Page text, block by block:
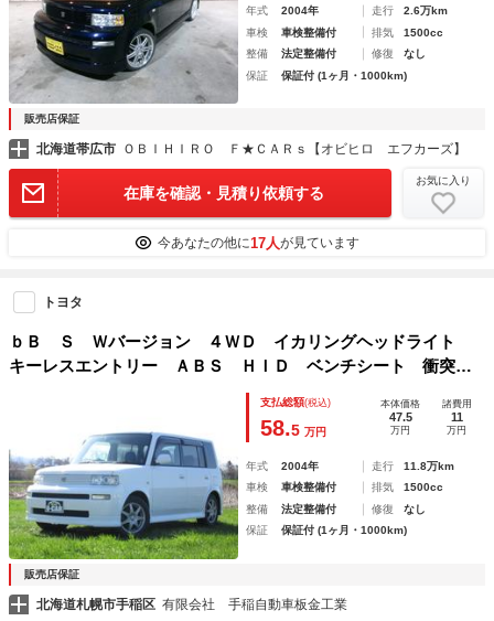
年式 2004年 走行
2.6万km
車検
車検整備付 排気
1500cc
整備
法定整備付 修復
なし
保証
保証付 (1ヶ月・1000km)
販売店保証
北海道帯広市 ＯＢＩＨＩＲＯ Ｆ★ＣＡＲｓ【オビヒロ エフカーズ】
在庫を確認・見積り依頼する
お気に入り
今あなたの他に17人が見ています
トヨタ
ｂＢ Ｓ Ｗバージョン ４ＷＤ イカリングヘッドライト
キーレスエントリー ＡＢＳ ＨＩＤ ベンチシート 衝突安
全ボディ エアバッグ（運転席・助手席）
支払総額(税込)
58.5 万円
本体価格
47.5
万円
諸費用
11
万円
年式 2004年 走行
11.8万km
車検
車検整備付 排気
1500cc
整備
法定整備付 修復
なし
保証
保証付 (1ヶ月・1000km)
販売店保証
北海道札幌市手稲区 有限会社 手稲自動車板金工業